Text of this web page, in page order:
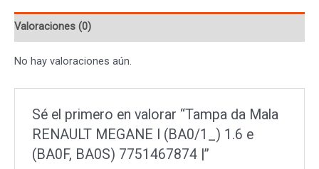
(BA0/1_)
e
(BA0F,
7751467874
cantidad
Valoraciones (0)
No hay valoraciones aún.
Sé el primero en valorar “Tampa da Mala
RENAULT MEGANE I (BA0/1_) 1.6 e
(BA0F, BA0S) 7751467874 |”